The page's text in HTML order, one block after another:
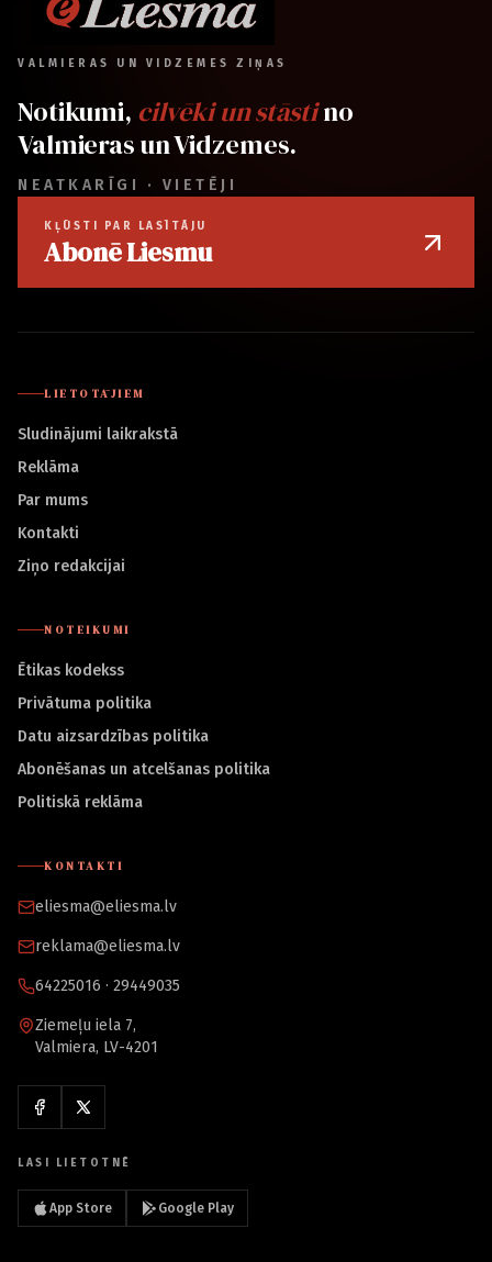
VALMIERAS UN VIDZEMES ZIŅAS
Notikumi, cilvēki un stāstino
Valmieras un Vidzemes.
NEATKARĪGI · VIETĒJI
KĻŪSTI PAR LASĪTĀJU
Abonē Liesmu
LIETOTĀJIEM
Sludinājumi laikrakstā
Reklāma
Par mums
Kontakti
Ziņo redakcijai
NOTEIKUMI
Ētikas kodekss
Privātuma politika
Datu aizsardzības politika
Abonēšanas un atcelšanas politika
Politiskā reklāma
KONTAKTI
eliesma@eliesma.lv
reklama@eliesma.lv
64225016 · 29449035
Ziemeļu iela 7,
Valmiera, LV-4201
LASI LIETOTNĒ
App Store Google Play